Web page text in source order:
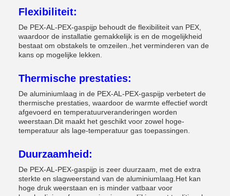
Flexibiliteit:
De PEX-AL-PEX-gaspijp behoudt de flexibiliteit van PEX,
waardoor de installatie gemakkelijk is en de mogelijkheid
bestaat om obstakels te omzeilen.,het verminderen van de
kans op mogelijke lekken.
Thermische prestaties:
De aluminiumlaag in de PEX-AL-PEX-gaspijp verbetert de
thermische prestaties, waardoor de warmte effectief wordt
afgevoerd en temperatuurveranderingen worden
weerstaan.Dit maakt het geschikt voor zowel hoge-
temperatuur als lage-temperatuur gas toepassingen.
Duurzaamheid:
De PEX-AL-PEX-gaspijp is zeer duurzaam, met de extra
sterkte en slagweerstand van de aluminiumlaag.Het kan
hoge druk weerstaan en is minder vatbaar voor